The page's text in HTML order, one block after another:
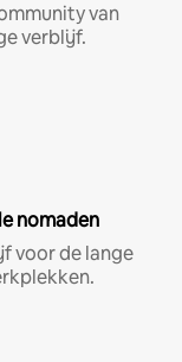
van
verblijf.
nomaden
voor de lange